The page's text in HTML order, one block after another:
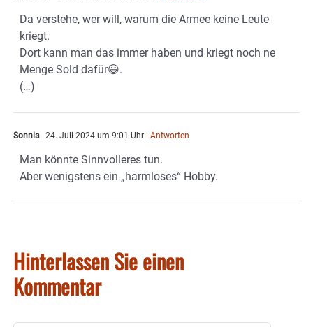
Da verstehe, wer will, warum die Armee keine Leute
kriegt.
Dort kann man das immer haben und kriegt noch ne
Menge Sold dafür😃.
(…)
Sonnia 24. Juli 2024 um 9:01 Uhr - Antworten
Man könnte Sinnvolleres tun.
Aber wenigstens ein „harmloses“ Hobby.
Hinterlassen Sie einen
Kommentar